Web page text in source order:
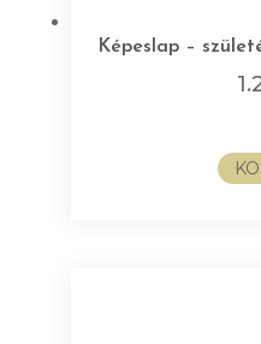
Képeslap –